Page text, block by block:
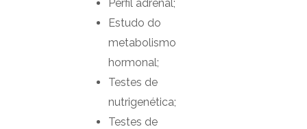
Perfil adrenal;
Estudo do
metabolismo
hormonal;
Testes de
nutrigenética;
Testes de